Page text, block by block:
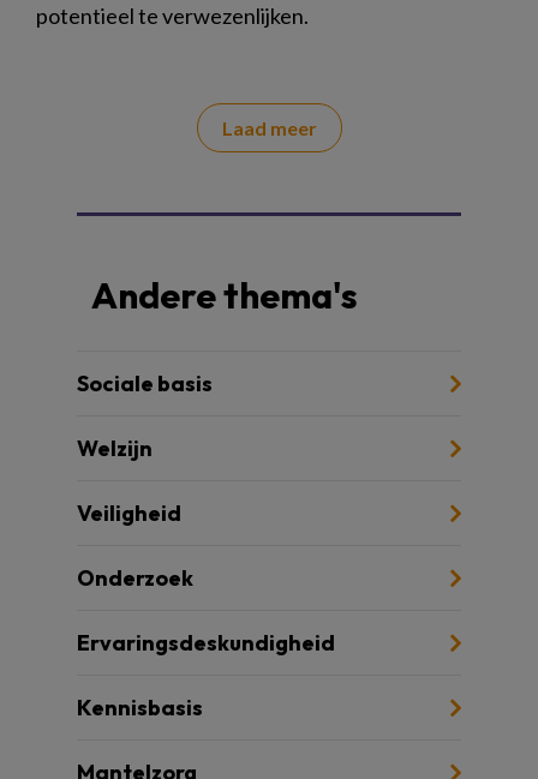
potentieel te verwezenlijken.
Laad meer
Andere thema's
Sociale basis
Welzijn
Veiligheid
Onderzoek
Ervaringsdeskundigheid
Kennisbasis
Mantelzorg